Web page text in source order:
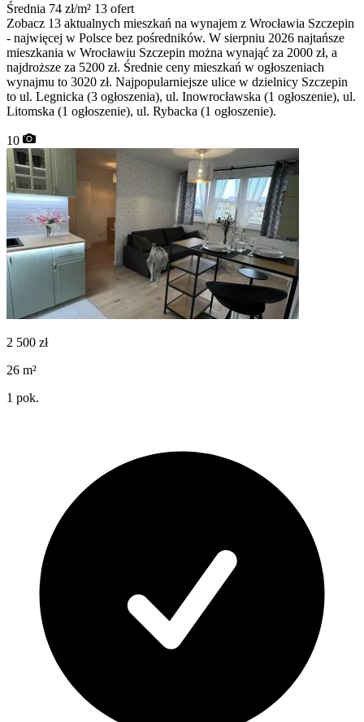
Średnia 74 zł/m² 13 ofert
Zobacz 13 aktualnych mieszkań na wynajem z Wrocławia Szczepin
- najwięcej w Polsce bez pośredników. W sierpniu 2026 najtańsze
mieszkania w Wrocławiu Szczepin można wynająć za 2000 zł, a
najdroższe za 5200 zł. Średnie ceny mieszkań w ogłoszeniach
wynajmu to 3020 zł. Najpopularniejsze ulice w dzielnicy Szczepin
to ul. Legnicka (3 ogłoszenia), ul. Inowrocławska (1 ogłoszenie), ul.
Litomska (1 ogłoszenie), ul. Rybacka (1 ogłoszenie).
10
2 500 zł
26 m²
1 pok.